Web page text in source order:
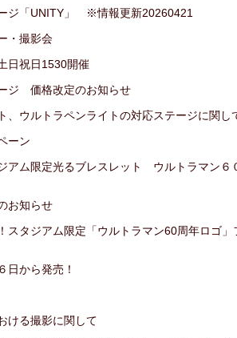
ジ「UNITY」 ※情報更新20260421
・撮影会
日祝日1530開催
ジ 価格改定のお知らせ
、ウルトラペンライトの対応ステージに関し
ーン
アム限定光るブレスレット ウルトラマン６
お知らせ
スタジアム限定「ウルトラマン60周年ロゴ」
日から発売！
ける撮影に関して